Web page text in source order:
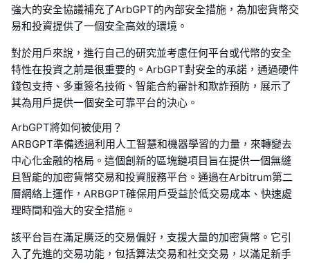
強大的安全協議補充了ArbGPT的內部安全措施，為加密貨幣交
易和投資提供了一個安全高效的環境。
對於用戶來說，進行自己的研究並考慮任何平台或代幣的安全
特性在投資之前是很重要的。ArbGPT對安全的承諾，通過硬件
錢包支持、多重簽名技術、智能合約審計和欺詐預防，展示了
其為用戶提供一個安全可靠平台的決心。
ArbGPT將如何被使用？
ARBGPT準備透過利用人工智慧和機器學習的力量，來轉變去
中心化金融的格局。這個創新的區塊鏈項目旨在提供一個無縫
且智能的加密貨幣交易和投資服務平台。通過在Arbitrum第二
層網絡上運作，ARBGPT確保用戶受益於低交易成本、快速處
理時間和強大的安全措施。
該平台旨在滿足廣泛的交易偏好，支援大量的加密貨幣。它引
入了先進的交易功能，包括算法交易和社交交易，以滿足新手